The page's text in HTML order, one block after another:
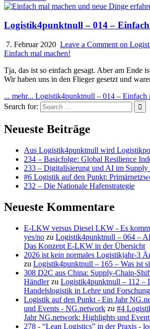
Logistik4punktnull – 014 –
7. Februar 2020 Leave a Comment on
Einfach mal machen!
Tja, das ist so einfach gesagt. Aber am Ende
Wir haben uns in den Flieger gesetzt und
... mehr... Logistik4punktnull – 014 – Einfach
Search for:
Neueste Beiträge
Aus Logistik4punktnull wird
234 – Basicfolge: Global Resilience
233 – Digitalisierung und AI im Supply
#6 Logistik auf den Punkt:
232 – Die Nationale Hafenstrategie
Neueste Kommentare
E-LKW versus Diesel LKW - Es
yes/no zu Logistik4punktnull – 064 –
Das Konzept E-LKW in der Übersicht
2026 ist kein normales Logistikjahr-3
zu Logistik4punktnull – 165 – Was ist
308 D2C aus China: Supply-Chain-
Händlerzu Logistik4punktnull – 112 –
Handelslogistik in Lehre und Forschung
Logistik auf den Punkt - Ein Jahr
und Events - NG.network zu #4
Jahr NG.network: Highlights und
278 - “Lean Logistics” in der Praxis -